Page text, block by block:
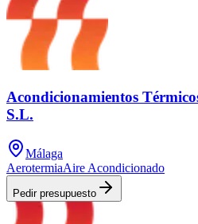
Acondicionamientos
S.L.
Málaga
AerotermiaAire Acondicionado
Pedir presupuesto